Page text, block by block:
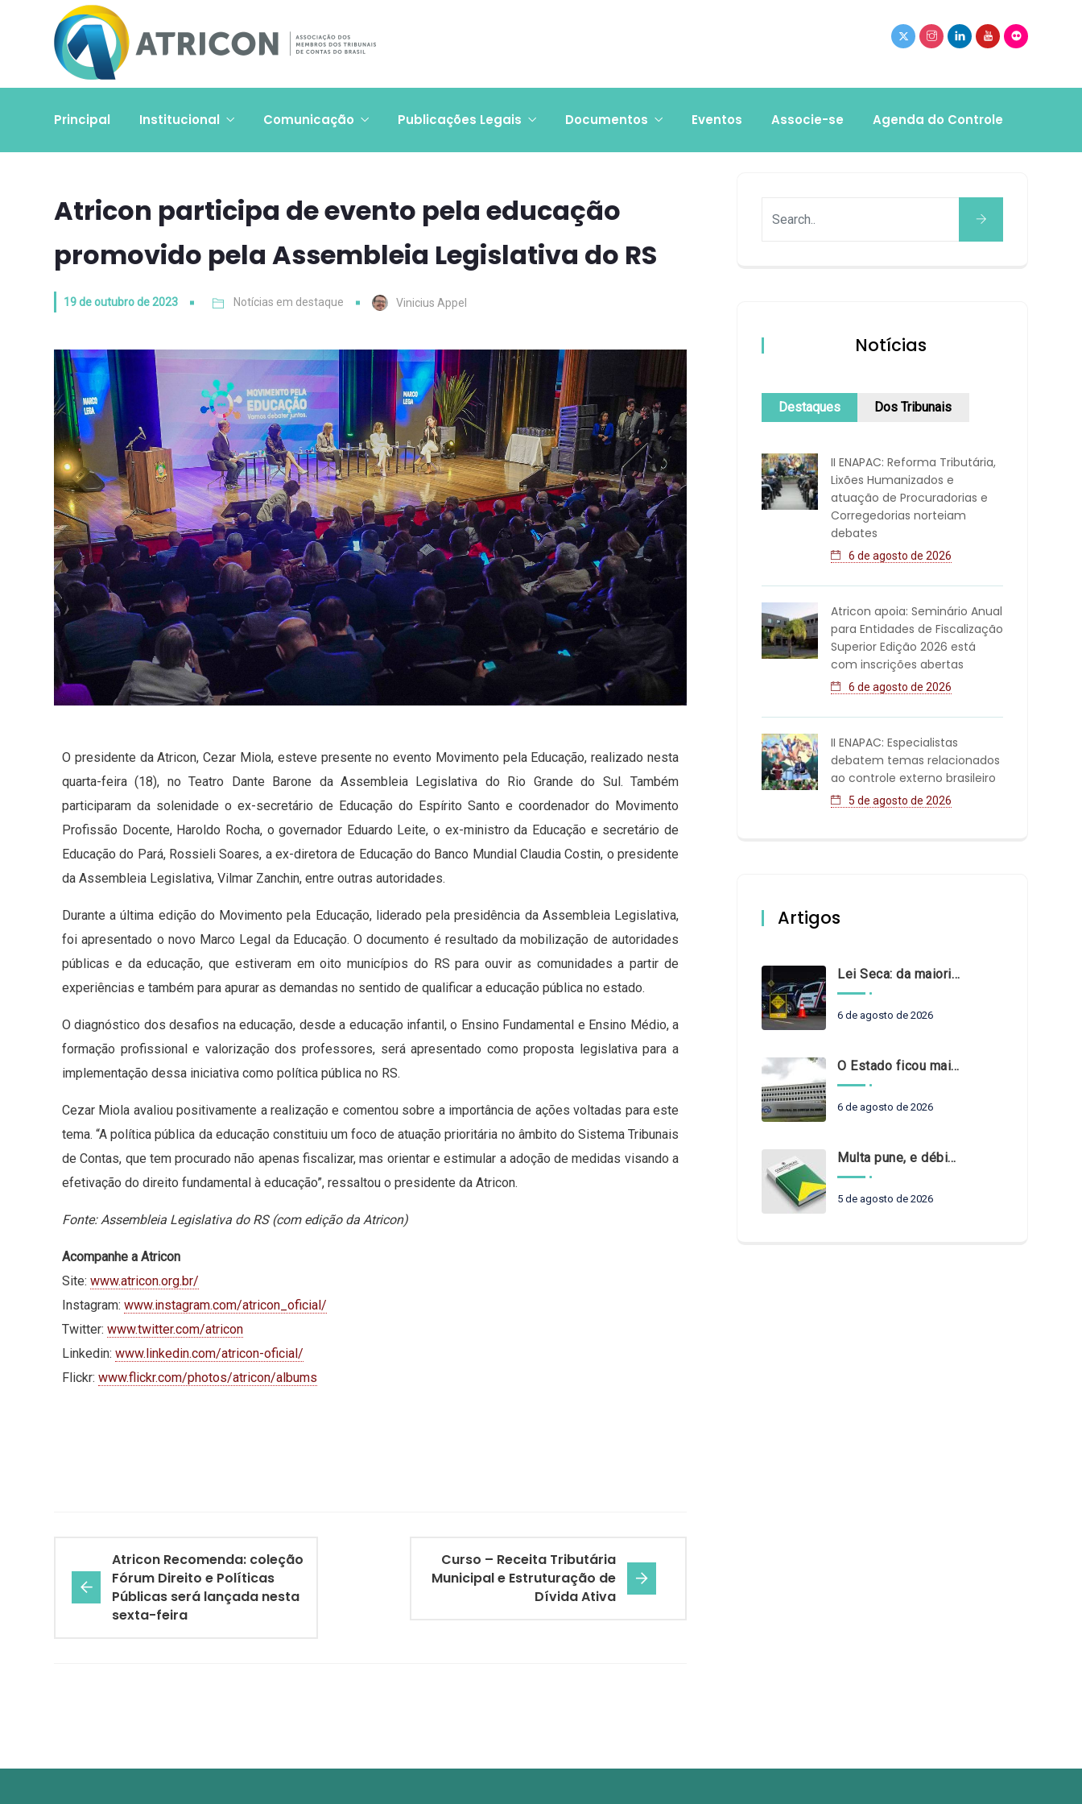
Principal Institucional Comunicação Publicações Legais Documentos Eventos Associe-se Agenda do Controle
Atricon participa de evento pela educação
promovido pela Assembleia Legislativa do RS
19 de outubro de 2023 Notícias em destaque Vinicius Appel
O presidente da Atricon, Cezar Miola, esteve presente no evento Movimento pela Educação, realizado nesta
quarta-feira (18), no Teatro Dante Barone da Assembleia Legislativa do Rio Grande do Sul. Também
participaram da solenidade o ex-secretário de Educação do Espírito Santo e coordenador do Movimento
Profissão Docente, Haroldo Rocha, o governador Eduardo Leite, o ex-ministro da Educação e secretário de
Educação do Pará, Rossieli Soares, a ex-diretora de Educação do Banco Mundial Claudia Costin, o presidente
da Assembleia Legislativa, Vilmar Zanchin, entre outras autoridades.
Durante a última edição do Movimento pela Educação, liderado pela presidência da Assembleia Legislativa,
foi apresentado o novo Marco Legal da Educação. O documento é resultado da mobilização de autoridades
públicas e da educação, que estiveram em oito municípios do RS para ouvir as comunidades a partir de
experiências e também para apurar as demandas no sentido de qualificar a educação pública no estado.
O diagnóstico dos desafios na educação, desde a educação infantil, o Ensino Fundamental e Ensino Médio, a
formação profissional e valorização dos professores, será apresentado como proposta legislativa para a
implementação dessa iniciativa como política pública no RS.
Cezar Miola avaliou positivamente a realização e comentou sobre a importância de ações voltadas para este
tema. “A política pública da educação constituiu um foco de atuação prioritária no âmbito do Sistema Tribunais
de Contas, que tem procurado não apenas fiscalizar, mas orientar e estimular a adoção de medidas visando a
efetivação do direito fundamental à educação”, ressaltou o presidente da Atricon.
Fonte: Assembleia Legislativa do RS (com edição da Atricon)
Acompanhe a Atricon
Site: www.atricon.org.br/
Instagram: www.instagram.com/atricon_oficial/
Twitter: www.twitter.com/atricon
Linkedin: www.linkedin.com/atricon-oficial/
Flickr: www.flickr.com/photos/atricon/albums
Atricon Recomenda: coleção
Fórum Direito e Políticas
Públicas será lançada nesta
sexta-feira
Curso – Receita Tributária
Municipal e Estruturação de
Dívida Ativa
Notícias
Destaques Dos Tribunais
II ENAPAC: Reforma Tributária,
Lixões Humanizados e
atuação de Procuradorias e
Corregedorias norteiam
debates
6 de agosto de 2026
Atricon apoia: Seminário Anual
para Entidades de Fiscalização
Superior Edição 2026 está
com inscrições abertas
6 de agosto de 2026
II ENAPAC: Especialistas
debatem temas relacionados
ao controle externo brasileiro
5 de agosto de 2026
Artigos
Lei Seca: da maioridade à maturidade
6 de agosto de 2026
O Estado ficou mais complexo. O controle precisa acompanhar
6 de agosto de 2026
Multa pune, e débito recompõe. § 3º do art. 71 da Constituição: um problema de legística formal
5 de agosto de 2026